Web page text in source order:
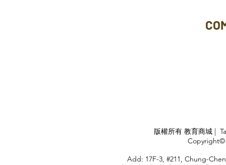
版權所有 教育商城 |
Copyright©
Add: 17F-3, #211, Chung-